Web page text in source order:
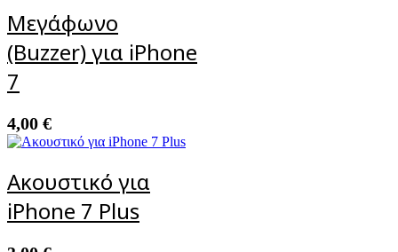
Μεγάφωνο
(Buzzer) για iPhone
7
4,00 €
Ακουστικό για
iPhone 7 Plus